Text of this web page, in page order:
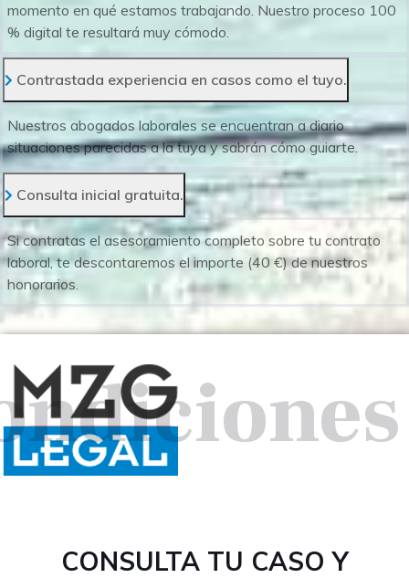
momento en qué estamos trabajando. Nuestro proceso 100
% digital te resultará muy cómodo.
Contrastada experiencia en casos como el tuyo.
Nuestros abogados laborales se encuentran a diario
situaciones parecidas a la tuya y sabrán cómo guiarte.
Consulta inicial gratuita.
Si contratas el asesoramiento completo sobre tu contrato
laboral, te descontaremos el importe (40 €) de nuestros
honorarios.
CONSULTA TU CASO Y